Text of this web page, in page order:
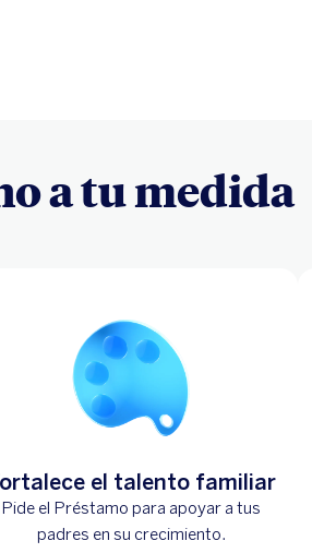
a tu medida
el talento familiar
Pide el Préstamo para apoyar a tus
padres en su crecimiento.